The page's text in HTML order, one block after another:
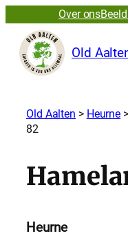
Over ons
Old
Old Aalten > Heurne >
82
Heurne